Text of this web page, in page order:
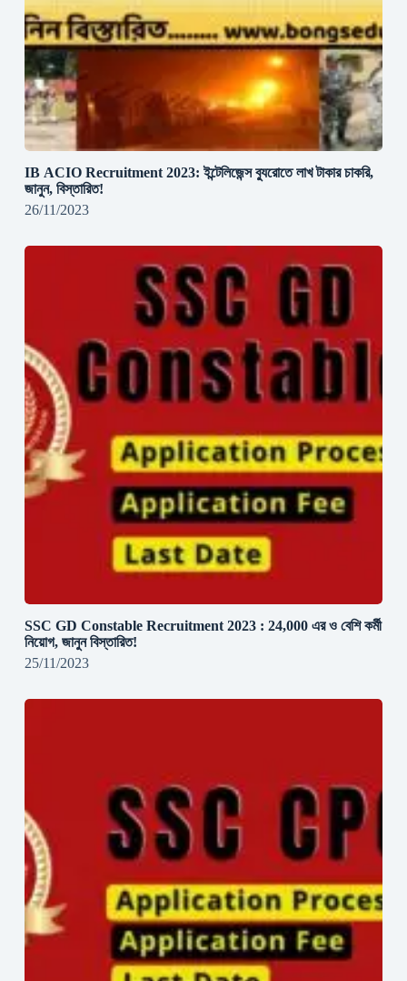
IB ACIO Recruitment 2023: ইন্টেলিজেন্স ব্যুরোতে লাখ টাকার চাকরি,
জানুন, বিস্তারিত!
26/11/2023
SSC GD Constable Recruitment 2023 : 24,000 এর ও বেশি কর্মী
নিয়োগ, জানুন বিস্তারিত!
25/11/2023